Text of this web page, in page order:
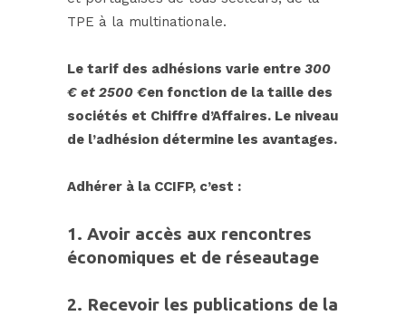
TPE à la multinationale.
Le tarif des adhésions varie entre 300
€ et 2500 €en fonction de la taille des
sociétés et Chiffre d’Affaires. Le niveau
de l’adhésion détermine les avantages.
Adhérer à la CCIFP, c’est :
1. Avoir accès aux rencontres
économiques et de réseautage
2. Recevoir les publications de la